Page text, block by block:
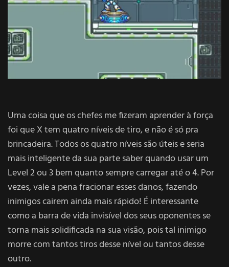
Uma coisa que os chefes me fizeram aprender à força
foi que X tem quatro níveis de tiro, e não é só pra
brincadeira. Todos os quatro níveis são úteis e seria
mais inteligente da sua parte saber quando usar um
Level 2 ou 3 bem quanto sempre carregar até o 4. Por
vezes, vale a pena fracionar esses danos, fazendo
inimigos cairem ainda mais rápido! É interessante
como a barra de vida invisível dos seus oponentes se
torna mais solidificada na sua visão, pois tal inimigo
morre com tantos tiros desse nível ou tantos desse
outro.